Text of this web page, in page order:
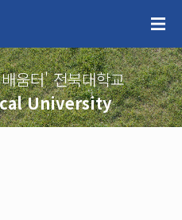
움터' 전북대학교
University